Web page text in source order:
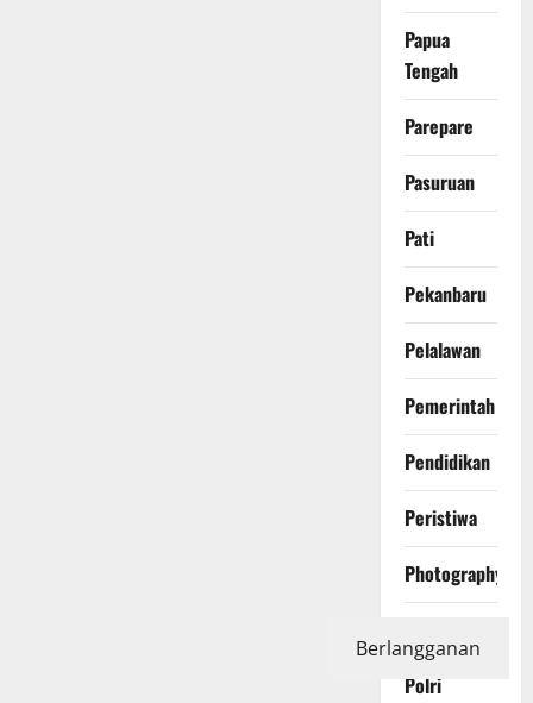
Papua
Tengah
Parepare
Pasuruan
Pati
Pekanbaru
Pelalawan
Pemerintah
Pendidikan
Peristiwa
Photography
Polri
Berlangganan